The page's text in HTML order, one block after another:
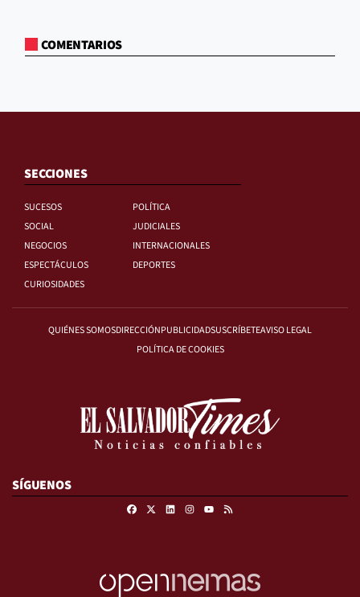
COMENTARIOS
SECCIONES
SUCESOS
POLÍTICA
SOCIAL
JUDICIALES
NEGOCIOS
INTERNACIONALES
ESPECTÁCULOS
DEPORTES
CURIOSIDADES
QUIÉNES SOMOSDIRECCIÓNPUBLICIDADSUSCRÍBETEAVISO LEGAL
POLÍTICA DE COOKIES
SÍGUENOS
FacebookLinkedinInstagram